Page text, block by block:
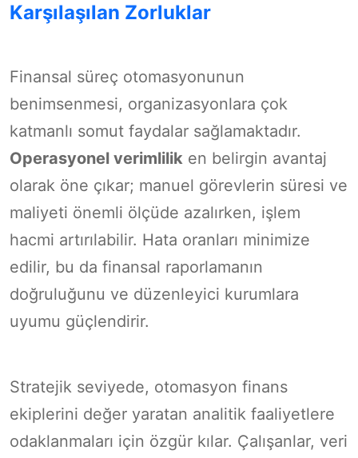
Karşılaşılan Zorluklar
Finansal süreç otomasyonunun
benimsenmesi, organizasyonlara çok
katmanlı somut faydalar sağlamaktadır.
Operasyonel verimlilik en belirgin avantaj
olarak öne çıkar; manuel görevlerin süresi ve
maliyeti önemli ölçüde azalırken, işlem
hacmi artırılabilir. Hata oranları minimize
edilir, bu da finansal raporlamanın
doğruluğunu ve düzenleyici kurumlara
uyumu güçlendirir.
Stratejik seviyede, otomasyon finans
ekiplerini değer yaratan analitik faaliyetlere
odaklanmaları için özgür kılar. Çalışanlar, veri